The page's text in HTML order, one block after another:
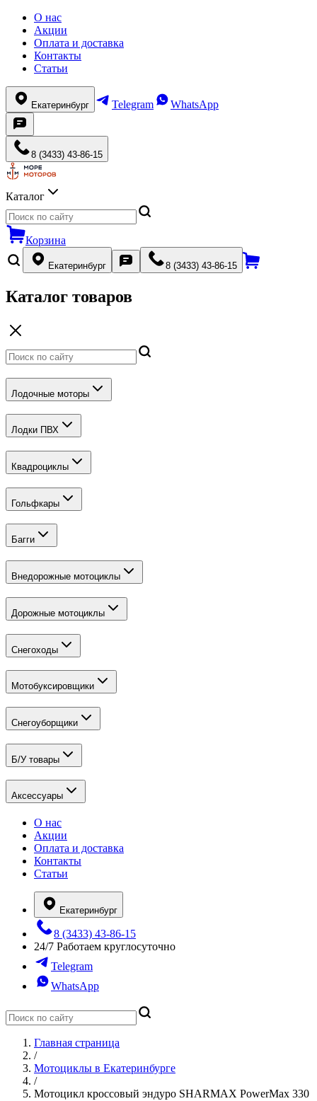
О нас
Акции
Оплата и доставка
Контакты
Статьи
Екатеринбург Telegram WhatsApp
8 (3433) 43-86-15
Каталог
Корзина
Екатеринбург 8 (3433) 43-86-15
Каталог товаров
Лодочные моторы
Лодки ПВХ
Квадроциклы
Гольфкары
Багги
Внедорожные мотоциклы
Дорожные мотоциклы
Снегоходы
Мотобуксировщики
Снегоуборщики
Б/У товары
Аксессуары
О нас
Акции
Оплата и доставка
Контакты
Статьи
Екатеринбург
8 (3433) 43-86-15
24/7 Работаем круглосуточно
Telegram
WhatsApp
Главная страница
/
Мотоциклы в Екатеринбурге
/
Мотоцикл кроссовый эндуро SHARMAX PowerMax 330